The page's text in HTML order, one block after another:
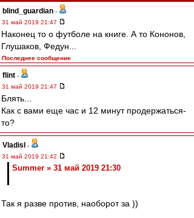
blind_guardian -
31 май 2019 21:47
Наконец то о футболе на книге. А то Кононов,
Глушаков, Федун...
Последнее сообщение
flint -
31 май 2019 21:47
Блять...
Как с вами еще час и 12 минут продержаться-
то?
Vladisl
-
31 май 2019 21:42
Summer » 31 май 2019 21:30
Так я разве против, наоборот за ))